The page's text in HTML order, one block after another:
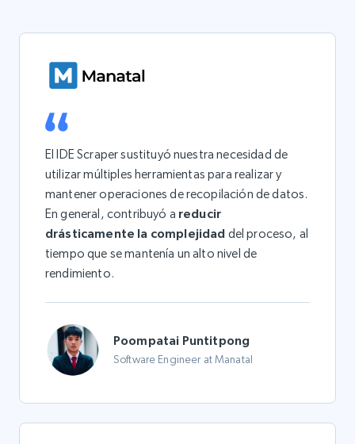
El IDE Scraper sustituyó nuestra necesidad de
utilizar múltiples herramientas para realizar y
mantener operaciones de recopilación de datos.
En general, contribuyó a reducir
drásticamente la complejidad del proceso, al
tiempo que se mantenía un alto nivel de
rendimiento.
Poompatai Puntitpong
Software Engineer at Manatal